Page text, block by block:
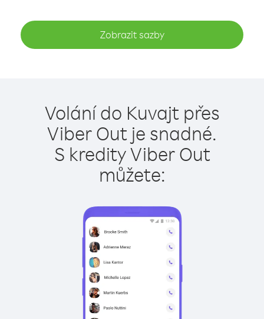
Zobrazit sazby
Volání do Kuvajt přes
Viber Out je snadné.
S kredity Viber Out
můžete: